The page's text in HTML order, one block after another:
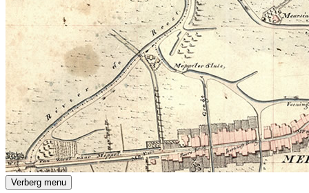
Verberg menu